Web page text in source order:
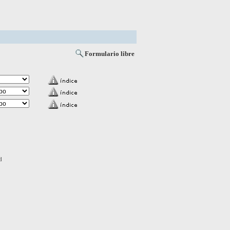
Formulario libre